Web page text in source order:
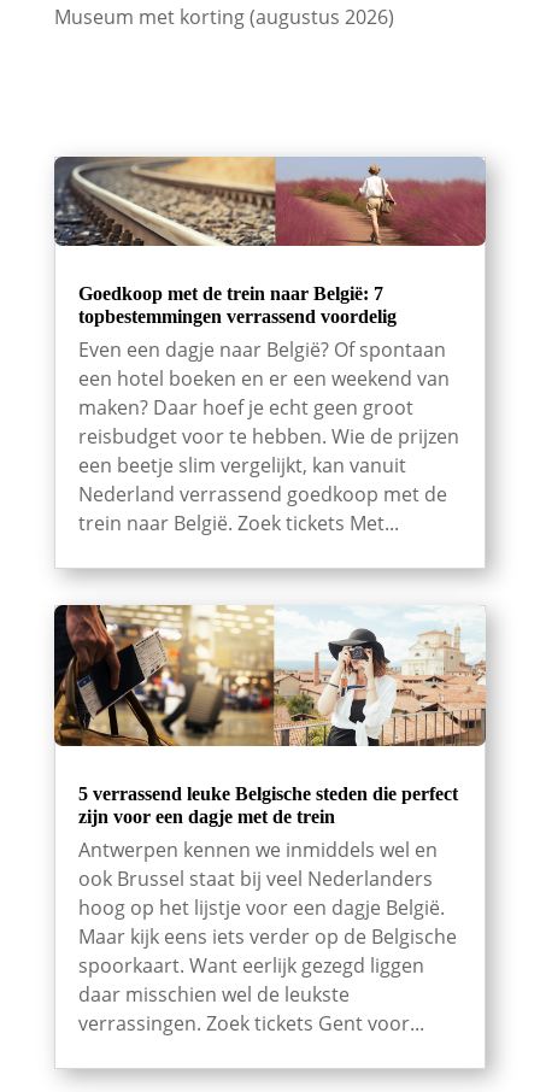
Museum met korting (augustus 2026)
Goedkoop met de trein naar België: 7
topbestemmingen verrassend voordelig
Even een dagje naar België? Of spontaan
een hotel boeken en er een weekend van
maken? Daar hoef je echt geen groot
reisbudget voor te hebben. Wie de prijzen
een beetje slim vergelijkt, kan vanuit
Nederland verrassend goedkoop met de
trein naar België. Zoek tickets Met...
5 verrassend leuke Belgische steden die perfect
zijn voor een dagje met de trein
Antwerpen kennen we inmiddels wel en
ook Brussel staat bij veel Nederlanders
hoog op het lijstje voor een dagje België.
Maar kijk eens iets verder op de Belgische
spoorkaart. Want eerlijk gezegd liggen
daar misschien wel de leukste
verrassingen. Zoek tickets Gent voor...